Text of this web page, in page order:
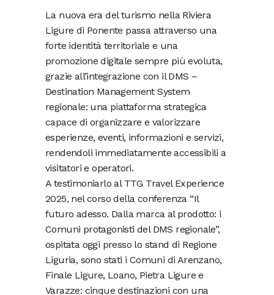
La nuova era del turismo nella Riviera
Ligure di Ponente passa attraverso una
forte identità territoriale e una
promozione digitale sempre più evoluta,
grazie all’integrazione con il DMS –
Destination Management System
regionale: una piattaforma strategica
capace di organizzare e valorizzare
esperienze, eventi, informazioni e servizi,
rendendoli immediatamente accessibili a
visitatori e operatori.
A testimoniarlo al TTG Travel Experience
2025, nel corso della conferenza “Il
futuro adesso. Dalla marca al prodotto: i
Comuni protagonisti del DMS regionale”,
ospitata oggi presso lo stand di Regione
Liguria, sono stati i Comuni di Arenzano,
Finale Ligure, Loano, Pietra Ligure e
Varazze: cinque destinazioni con una